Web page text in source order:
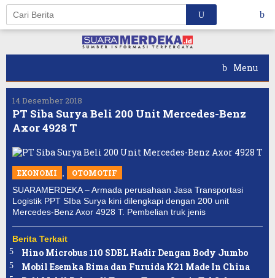
Skip
content
Menu
14 Desember 2018
PT Siba Surya Beli 200 Unit Mercedes-Benz
Axor 4928 T
EKONOMI ,
OTOMOTIF
SUARAMERDEKA – Armada perusahaan Jasa Transportasi
Logistik PPT SIba Surya kini dilengkapi dengan 200 unit
Mercedes-Benz Axor 4928 T. Pembelian truk jenis
Berita Terkait
Hino Microbus 110 SDBL Hadir Dengan Body Jumbo
Mobil Esemka Bima dan Furuida K21 Made In China